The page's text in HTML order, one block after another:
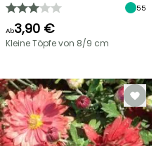
55
Ab3,90 €
Kleine Töpfe von 8/9 cm